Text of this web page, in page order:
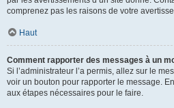
comprenez pas les raisons de votre
Haut
Comment rapporter des messages à un
Si l’administrateur l’a permis, allez sur le
voir un bouton pour rapporter le message.
aux étapes nécessaires pour le faire.